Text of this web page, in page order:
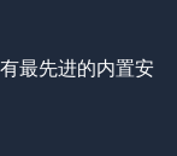
最先进的内置安